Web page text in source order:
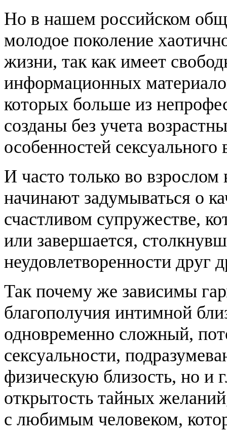
Но в нашем российском
молодое поколение
жизни, так как имеет
информационных
которых больше из
созданы без учета
особенностей
И часто только во
начинают задумываться о
счастливом супружестве,
или завершается,
неудовлетворенности друг
Так почему же зависимы
благополучия интимной
одновременно сложный,
сексуальности,
физическую близость, но и
открытость тайных
с любимым человеком,